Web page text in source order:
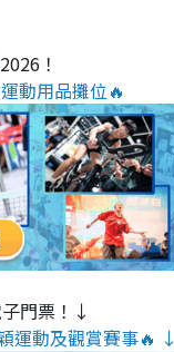
！
動用品攤位🔥
門票！↓
運動及觀賞賽事🔥 ↓